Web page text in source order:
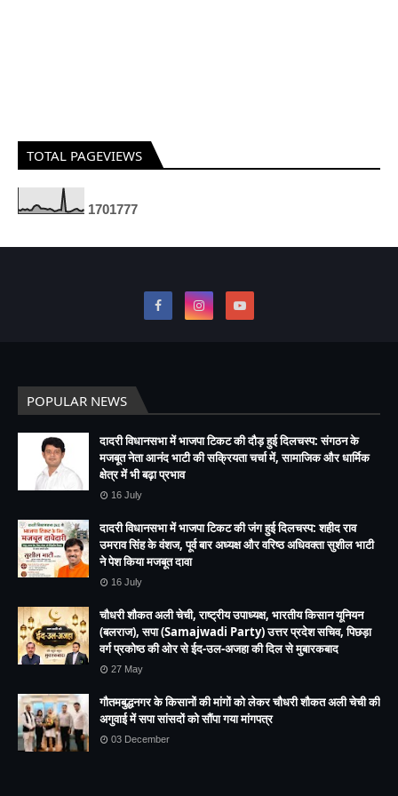
TOTAL PAGEVIEWS
1701777
POPULAR NEWS
दादरी विधानसभा में भाजपा टिकट की दौड़ हुई दिलचस्प: संगठन के
मजबूत नेता आनंद भाटी की सक्रियता चर्चा में, सामाजिक और धार्मिक
क्षेत्र में भी बढ़ा प्रभाव
16 July
दादरी विधानसभा में भाजपा टिकट की जंग हुई दिलचस्प: शहीद राव
उमराव सिंह के वंशज, पूर्व बार अध्यक्ष और वरिष्ठ अधिवक्ता सुशील भाटी
ने पेश किया मजबूत दावा
16 July
चौधरी शौकत अली चेची, राष्ट्रीय उपाध्यक्ष, भारतीय किसान यूनियन
(बलराज), सपा (Samajwadi Party) उत्तर प्रदेश सचिव, पिछड़ा
वर्ग प्रकोष्ठ की ओर से ईद-उल-अजहा की दिल से मुबारकबाद
27 May
गौतमबुद्धनगर के किसानों की मांगों को लेकर चौधरी शौकत अली चेची की
अगुवाई में सपा सांसदों को सौंपा गया मांगपत्र
03 December